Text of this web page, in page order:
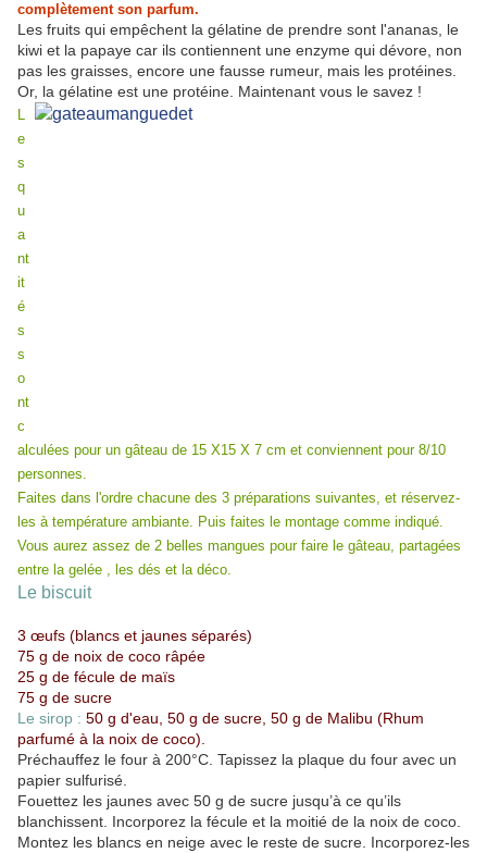
complètement son parfum.
Les fruits qui empêchent la gélatine de prendre sont l'ananas, le
kiwi et la papaye car ils contiennent une enzyme qui dévore, non
pas les graisses, encore une fausse rumeur, mais les protéines.
Or, la gélatine est une protéine. Maintenant vous le savez !
L
e
s
q
u
a
nt
it
é
s
s
o
nt
c
alculées pour un gâteau de 15 X15 X 7 cm et conviennent pour 8/10
personnes.
Faites dans l'ordre chacune des 3 préparations suivantes, et réservez-
les à température ambiante. Puis faites le montage comme indiqué.
Vous aurez assez de 2 belles mangues pour faire le gâteau, partagées
entre la gelée , les dés et la déco.
Le biscuit
3 œufs (blancs et jaunes séparés)
75 g de noix de coco râpée
25 g de fécule de maïs
75 g de sucre
Le sirop : 50 g d'eau, 50 g de sucre, 50 g de Malibu (Rhum
parfumé à la noix de coco).
Préchauffez le four à 200°C. Tapissez la plaque du four avec un
papier sulfurisé.
Fouettez les jaunes avec 50 g de sucre jusqu’à ce qu’ils
blanchissent. Incorporez la fécule et la moitié de la noix de coco.
Montez les blancs en neige avec le reste de sucre. Incorporez-les